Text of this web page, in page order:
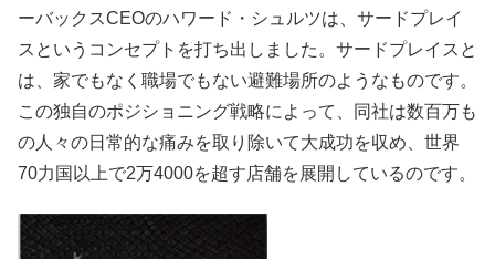
ーバックスCEOのハワード・シュルツは、サードプレイ
スというコンセプトを打ち出しました。サードプレイスと
は、 家でもなく職場でもない避難場所のようなものです。
この独自のポジショニング戦略によって、同社は数百万も
の人々の日常的な痛みを取り除いて大成功を収め、 世界
70力国以上で2万4000を超す店舗を展開しているのです。